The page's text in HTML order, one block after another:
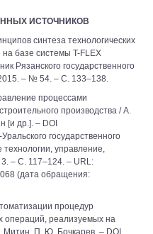
ИСТОЧНИКОВ
синтеза технологических
базе системы T-FLEX
Рязанского государственного
– № 54. – С. 133–138.
процессами
производства / А.
[и др.]. – DOI
государственного
управление,
– С. 117–124. – URL:
(дата обращения:
процедур
операций, реализуемых на
Митин, П. Ю. Бочкарев. – DOI